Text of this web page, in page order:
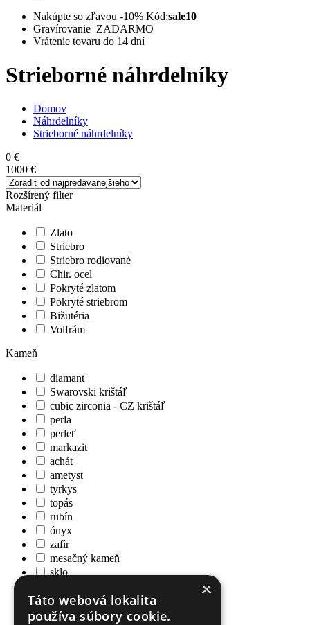
Nakúpte so zľavou -10% Kód:sale10
Gravírovanie ZADARMO
Vrátenie tovaru do 14 dní
Strieborné náhrdelníky
Domov
Náhrdelníky
Strieborné náhrdelníky
0 €
1000 €
Rozšírený filter
Materiál
Zlato
Striebro
Striebro rodiované
Chir. ocel
Pokryté zlatom
Pokryté striebrom
Bižutéria
Volfrám
Kameň
diamant
Swarovski krištáľ
cubic zirconia - CZ krištáľ
perla
perleť
markazit
achát
ametyst
tyrkys
topás
rubín
ónyx
zafír
mesačný kameň
sklo
kremeň
granát
×
Táto webová lokalita
používa súbory cookie.